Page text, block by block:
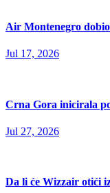
Air Montenegro
Jul 17, 2026
Crna Gora inicirala
Jul 27, 2026
Da li će Wizzair otići